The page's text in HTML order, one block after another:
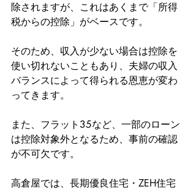
除されますが、これはあくまで「所得
税からの控除」がベースです。
そのため、収入が少ない場合は控除を
使い切れないこともあり、夫婦の収入
バランスによって得られる恩恵が変わ
ってきます。
また、フラット35など、一部のローン
は控除対象外となるため、事前の確認
が不可欠です。
高倉屋では、長期優良住宅・ZEH住宅